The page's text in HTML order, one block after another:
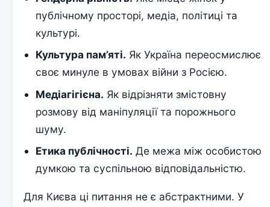
публічному просторі, медіа, політиці та
культурі.
Культура пам’яті. Як Україна переосмислює
своє минуле в умовах війни з Росією.
Медіагігієна. Як відрізняти змістовну
розмову від маніпуляції та порожнього
шуму.
Етика публічності. Де межа між особистою
думкою та суспільною відповідальністю.
Для Києва ці питання не є абстрактними. У